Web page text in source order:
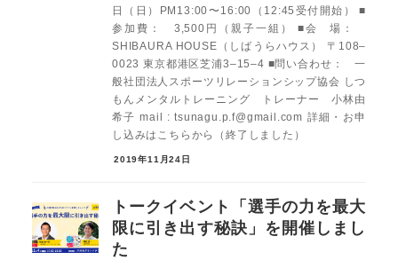
日（日）PM13:00〜16:00（12:45受付開始） ■
参加費： 3,500円（親子一組） ■会 場：
SHIBAURA HOUSE（しばうらハウス） 〒108–
0023 東京都港区芝浦3–15–4 ■問い合わせ： 一
般社団法人スポーツリレーションシップ協会 しつ
もんメンタルトレーニング トレーナー 小林由
希子 mail : tsunagu.p.f@gmail.com 詳細・お申
し込みはこちらから（終了しました）
2019年11月24日
トークイベント「選手の力を最大
限に引き出す秘訣」を開催しまし
た